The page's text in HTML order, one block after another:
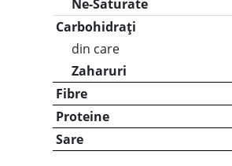
Ne-Saturate
Carbohidrați
din care
Zaharuri
Fibre
Proteine
Sare